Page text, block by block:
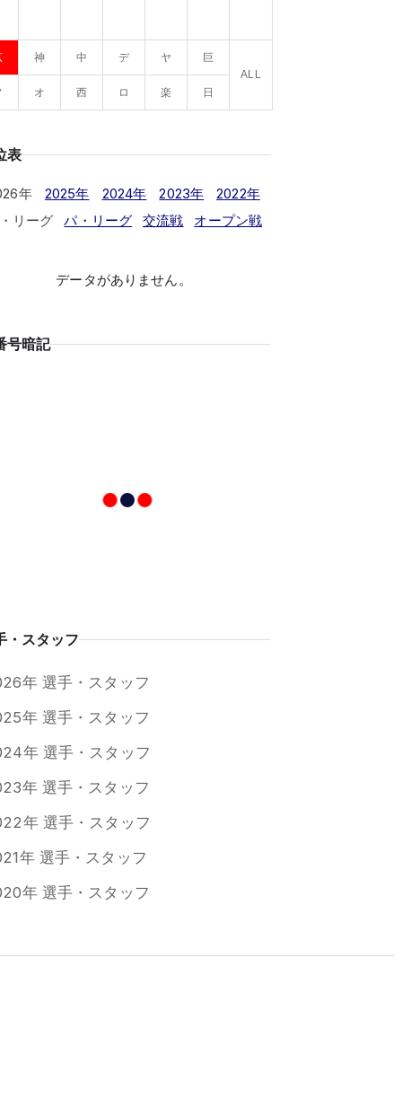
神 中 デ ヤ
巨
ALL
オ 西 ロ 楽 日
表
年 2025年 2024年 2023年
2022年
リーグ
パ・リーグ 交流戦 オープン戦
データがありません。
号暗記
・スタッフ
年 選手・スタッフ
年 選手・スタッフ
年 選手・スタッフ
年 選手・スタッフ
年 選手・スタッフ
年 選手・スタッフ
年 選手・スタッフ